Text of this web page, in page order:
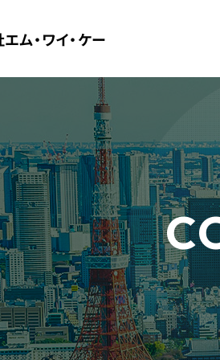
コンピューターシステ
代表あいさつ
求職者向け代表メッセ
数学で見るMYK